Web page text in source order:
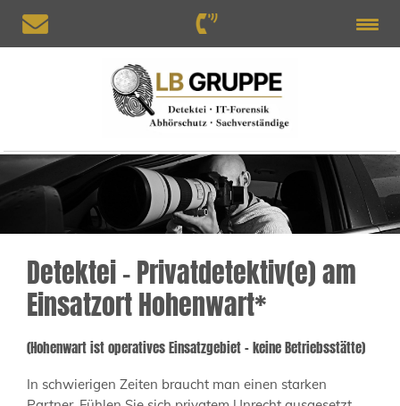
Detektei – Privatdetektiv(e) am
Einsatzort Hohenwart*
(Hohenwart ist operatives Einsatzgebiet – keine Betriebsstätte)
In schwierigen Zeiten braucht man einen starken